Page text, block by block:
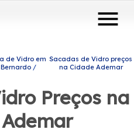
menu
de Vidro em Sacadas de Vidro preços
na Cidade Ademar
Preços na